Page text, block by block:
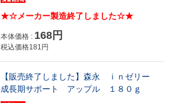
★☆メーカー製造終了しました☆★
本体価格 : 168円
税込価格181円
【販売終了しました】森永 ｉｎゼリー
成長期サポート アップル １８０ｇ